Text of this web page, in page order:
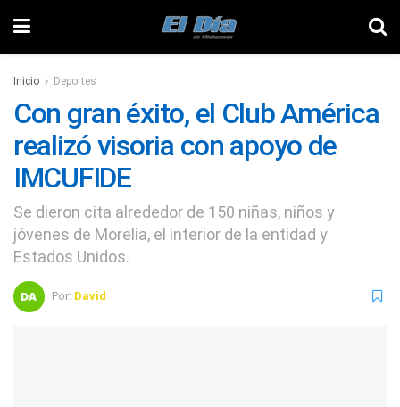
Inicio Deportes
Con gran éxito, el Club América
realizó visoria con apoyo de
IMCUFIDE
Se dieron cita alrededor de 150 niñas, niños y
jóvenes de Morelia, el interior de la entidad y
Estados Unidos.
Por: David